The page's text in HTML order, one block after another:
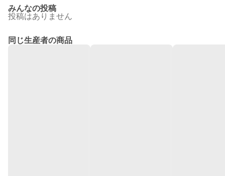
みんなの投稿
投稿はありません
同じ生産者の商品